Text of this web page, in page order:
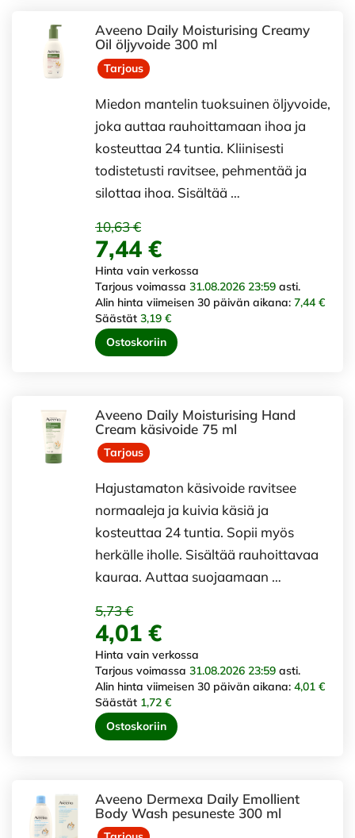
Aveeno Daily Moisturising Creamy
Oil öljyvoide 300 ml
Tarjous
Miedon mantelin tuoksuinen öljyvoide,
joka auttaa rauhoittamaan ihoa ja
kosteuttaa 24 tuntia. Kliinisesti
todistetusti ravitsee, pehmentää ja
silottaa ihoa. Sisältää …
10,63 €
7,44 €
Hinta vain verkossa
Tarjous voimassa 31.08.2026 23:59 asti.
Alin hinta viimeisen 30 päivän aikana: 7,44 €
Säästät 3,19 €
Ostoskoriin
Aveeno Daily Moisturising Hand
Cream käsivoide 75 ml
Tarjous
Hajustamaton käsivoide ravitsee
normaaleja ja kuivia käsiä ja
kosteuttaa 24 tuntia. Sopii myös
herkälle iholle. Sisältää rauhoittavaa
kauraa. Auttaa suojaamaan …
5,73 €
4,01 €
Hinta vain verkossa
Tarjous voimassa 31.08.2026 23:59 asti.
Alin hinta viimeisen 30 päivän aikana: 4,01 €
Säästät 1,72 €
Ostoskoriin
Aveeno Dermexa Daily Emollient
Body Wash pesuneste 300 ml